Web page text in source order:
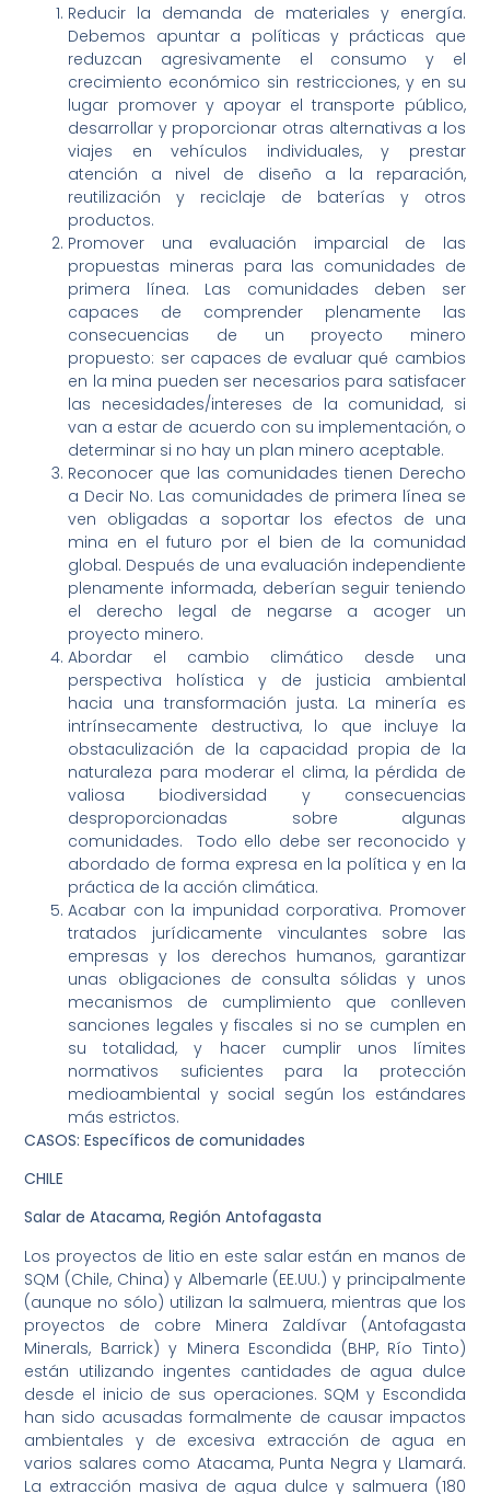
Reducir la demanda de materiales y energía.
Debemos apuntar a políticas y prácticas que
reduzcan agresivamente el consumo y el
crecimiento económico sin restricciones, y en su
lugar promover y apoyar el transporte público,
desarrollar y proporcionar otras alternativas a los
viajes en vehículos individuales, y prestar
atención a nivel de diseño a la reparación,
reutilización y reciclaje de baterías y otros
productos.
Promover una evaluación imparcial de las
propuestas mineras para las comunidades de
primera línea. Las comunidades deben ser
capaces de comprender plenamente las
consecuencias de un proyecto minero
propuesto: ser capaces de evaluar qué cambios
en la mina pueden ser necesarios para satisfacer
las necesidades/intereses de la comunidad, si
van a estar de acuerdo con su implementación, o
determinar si no hay un plan minero aceptable.
Reconocer que las comunidades tienen Derecho
a Decir No. Las comunidades de primera línea se
ven obligadas a soportar los efectos de una
mina en el futuro por el bien de la comunidad
global. Después de una evaluación independiente
plenamente informada, deberían seguir teniendo
el derecho legal de negarse a acoger un
proyecto minero.
Abordar el cambio climático desde una
perspectiva holística y de justicia ambiental
hacia una transformación justa. La minería es
intrínsecamente destructiva, lo que incluye la
obstaculización de la capacidad propia de la
naturaleza para moderar el clima, la pérdida de
valiosa biodiversidad y consecuencias
desproporcionadas sobre algunas
comunidades. Todo ello debe ser reconocido y
abordado de forma expresa en la política y en la
práctica de la acción climática.
Acabar con la impunidad corporativa. Promover
tratados jurídicamente vinculantes sobre las
empresas y los derechos humanos, garantizar
unas obligaciones de consulta sólidas y unos
mecanismos de cumplimiento que conlleven
sanciones legales y fiscales si no se cumplen en
su totalidad, y hacer cumplir unos límites
normativos suficientes para la protección
medioambiental y social según los estándares
más estrictos.
CASOS: Específicos de comunidades
CHILE
Salar de Atacama, Región Antofagasta
Los proyectos de litio en este salar están en manos de
SQM (Chile, China) y Albemarle (EE.UU.) y principalmente
(aunque no sólo) utilizan la salmuera, mientras que los
proyectos de cobre Minera Zaldívar (Antofagasta
Minerals, Barrick) y Minera Escondida (BHP, Río Tinto)
están utilizando ingentes cantidades de agua dulce
desde el inicio de sus operaciones. SQM y Escondida
han sido acusadas formalmente de causar impactos
ambientales y de excesiva extracción de agua en
varios salares como Atacama, Punta Negra y Llamará.
La extracción masiva de agua dulce y salmuera (180